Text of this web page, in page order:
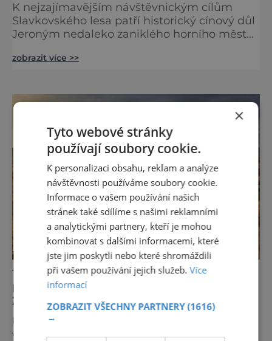
K nejzajímavějším návštěvnickým cílům
Slavkovského lesa patří historický cínový důl
Jeroným nedaleko zaniklého horního města
středověku. Národní kulturní památka je
poměrně konkrétní představu o namáhavé
ids="91631,91630,91632,91633,91634,91635,9
zobrazit více >>
TAJEMNÁ MÍSTA
BECKOV – HRAD, KDE SE LEGENDA
ZMĚNILA V HRŮZU
Už samotný pohled na hrad Beckov, tyčící se
vysoko na skalním ostrohu nad řekou Váh na
×
Tyto webové stránky
používají soubory cookie.
K personalizaci obsahu, reklam a analýze
návštěvnosti používáme soubory cookie.
Informace o vašem používání našich
stránek také sdílíme s našimi reklamními
a analytickými partnery, kteří je mohou
kombinovat s dalšími informacemi, které
jste jim poskytli nebo které shromáždili
při vašem používání jejich služeb.Více
informací
ZOBRAZIT VŠECHNY PARTNERY(1616)
→